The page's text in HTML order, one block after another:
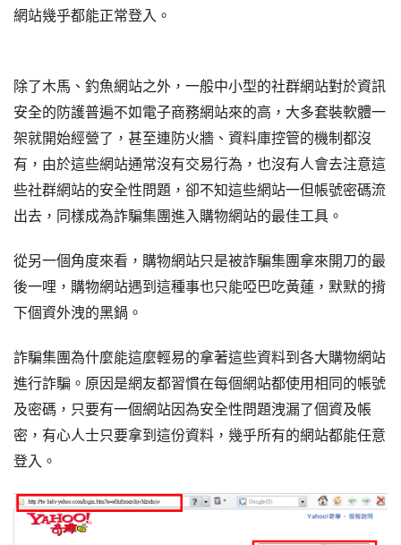
網站幾乎都能正常登入。
除了木馬、釣魚網站之外，一般中小型的社群網站對於資訊
安全的防護普遍不如電子商務網站來的高，大多套裝軟體一
架就開始經營了，甚至連防火牆、資料庫控管的機制都沒
有，由於這些網站通常沒有交易行為，也沒有人會去注意這
些社群網站的安全性問題，卻不知這些網站一但帳號密碼流
出去，同樣成為詐騙集團進入購物網站的最佳工具。
從另一個角度來看，購物網站只是被詐騙集團拿來開刀的最
後一哩，購物網站遇到這種事也只能啞巴吃黃蓮，默默的揹
下個資外洩的黑鍋。
詐騙集團為什麼能這麼輕易的拿著這些資料到各大購物網站
進行詐騙。原因是網友都習慣在每個網站都使用相同的帳號
及密碼，只要有一個網站因為安全性問題洩漏了個資及帳
密，有心人士只要拿到這份資料，幾乎所有的網站都能任意
登入。